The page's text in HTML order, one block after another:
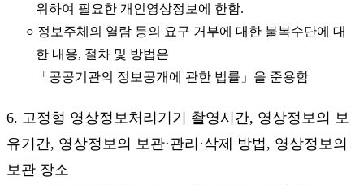
위하여 필요한 개인영상정보에 한함.
○ 정보주체의 열람 등의 요구 거부에 대한 불복수단에 대
한 내용, 절차 및 방법은
「공공기관의 정보공개에 관한 법률」을 준용함
6. 고정형 영상정보처리기기 촬영시간, 영상정보의 보
유기간, 영상정보의 보관·관리·삭제 방법, 영상정보의
보관 장소